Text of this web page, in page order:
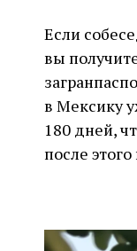
Если
вы
в Мексику
180 дней,
после